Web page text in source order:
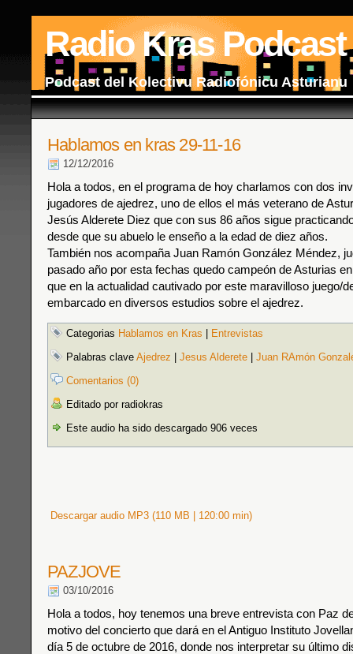
Radio Kras Podcast
Podcast del Kolectivu Radiofónicu Asturianu
Hablamos en kras 29-11-16
12/12/2016
Hola a todos, en el programa de hoy charlamos con dos
jugadores de ajedrez, uno de ellos el más veterano de
Jesús Alderete Diez que con sus 86 años sigue
desde que su abuelo le enseño a la edad de diez años.
También nos acompaña Juan Ramón González Méndez,
pasado año por esta fechas quedo campeón de Asturias
que en la actualidad cautivado por este maravilloso juego/
embarcado en diversos estudios sobre el ajedrez.
Categorias Hablamos en Kras
Entrevistas
Palabras clave Ajedrez Jesus Alderete
Juan RAmón
Comentarios (0)
Editado por radiokras
Este audio ha sido descargado 906 veces
Descargar audio MP3 (110 MB | 120:00 min)
PAZJOVE
03/10/2016
Hola a todos, hoy tenemos una breve entrevista con Paz
motivo del concierto que dará en el Antiguo Instituto
día 5 de octubre de 2016, donde nos interpretar su último